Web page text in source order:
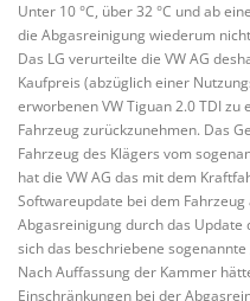
Unter 10 °C, über 32 °C und ab
die Abgasreinigung wiederum
Das LG verurteilte die VW AG
Kaufpreis (abzüglich einer
erworbenen VW Tiguan 2.0 TDI zu
Fahrzeug zurückzunehmen. Das
Fahrzeug des Klägers vom
hat die VW AG das mit dem
Softwareupdate bei dem
Abgasreinigung durch das
sich das beschriebene
Nach Auffassung der Kammer
Einschränkungen bei der